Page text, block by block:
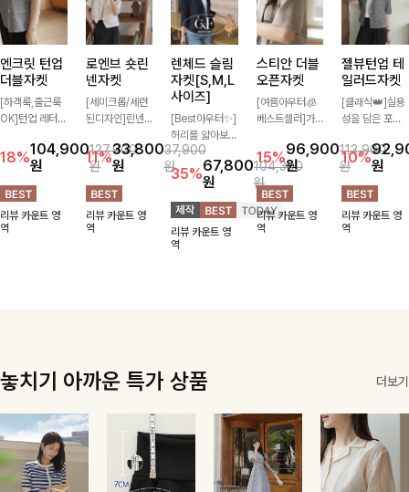
엔크릿 턴업
더블자켓
[하객룩,출근룩
OK]턴업 레터링
있게 완성된 썸
머 자켓, 더블버
튼 디자인으로
깔끔하고 세련된
무드가 느껴져요
🩶 가볍고 시원
18%104,900
원
127,900
원
리뷰 카운트 영
역
로엔브 숏린
넨자켓
[세미크롭/세련
된디자인]린넨
볍고 드라이한
소재감으로 한여
름에도 부담 없
이 툭 걸치기 좋
은 반팔 자켓, 크
롭에 가까운 깔
11%33,800
원
37,900
원
리뷰 카운트 영
역
렌체드 슬림
자켓[S,M,L
사이즈]
[Best아우터✨]
허리를 얇아보이
게 만들어줄 슬
림핏! 깔끔하고
단정한 핏으로
고급스러운 분위
기를 연출시켜줄
아우터로 데일리
로도, 특별한 날
35%67,800
원
104,300
원
리뷰 카운트 영
역
스티안 더블
오픈자켓
[여름아우터🧊
베스트셀러]가
멋스러운 무드가
살아나는 썸머
오픈자켓✨ 백
슬릿 디테일로
착용감이 편안하
며 깔끔한 핏과
15%96,900
원
113,900
원
리뷰 카운트 영
역
젤뷰턴업 테
일러드자켓
[클래식👑]실용
성을 담은 포켓
턴업 디테일로
멋을 더했으며
유연한 소재로
자연스러운 실루
엣을 연출해주는
아우터에요~!
10%원
리뷰 카운트 영
역
놓치기 아까운 특가 상품 더보기